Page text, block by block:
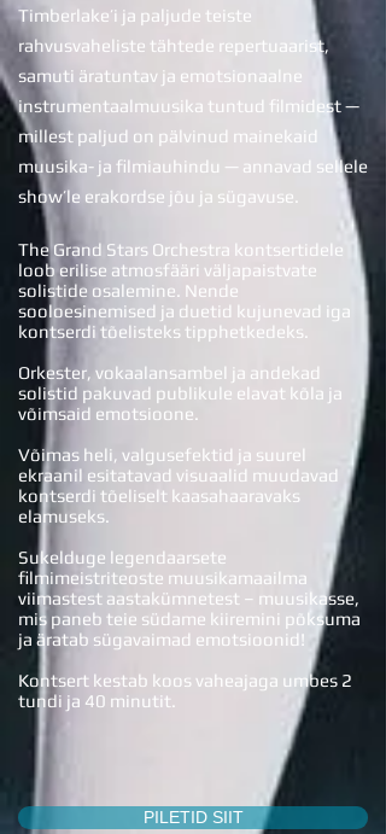
Timberlake’i ja paljude teiste
rahvusvaheliste tähtede repertuaarist,
samuti äratuntav ja emotsionaalne
instrumentaalmuusika tuntud filmidest —
millest paljud on pälvinud mainekaid
muusika- ja filmiauhindu — annavad sellele
show’le erakordse jõu ja sügavuse.
The Grand Stars Orchestra kontsertidele
loob erilise atmosfääri väljapaistvate
solistide osalemine. Nende
sooloesinemised ja duetid kujunevad iga
kontserdi tõelisteks tipphetkedeks.
Orkester, vokaalansambel ja andekad
solistid pakuvad publikule elavat kõla ja
võimsaid emotsioone.
Võimas heli, valgusefektid ja suurel
ekraanil esitatavad visuaalid muudavad
kontserdi tõeliselt kaasahaaravaks
elamuseks.
Sukelduge legendaarsete
filmimeistriteoste muusikamaailma
viimastest aastakümnetest – muusikasse,
mis paneb teie südame kiiremini põksuma
ja äratab sügavaimad emotsioonid!
Kontsert kestab koos vaheajaga umbes 2
tundi ja 40 minutit.
PILETID SIIT